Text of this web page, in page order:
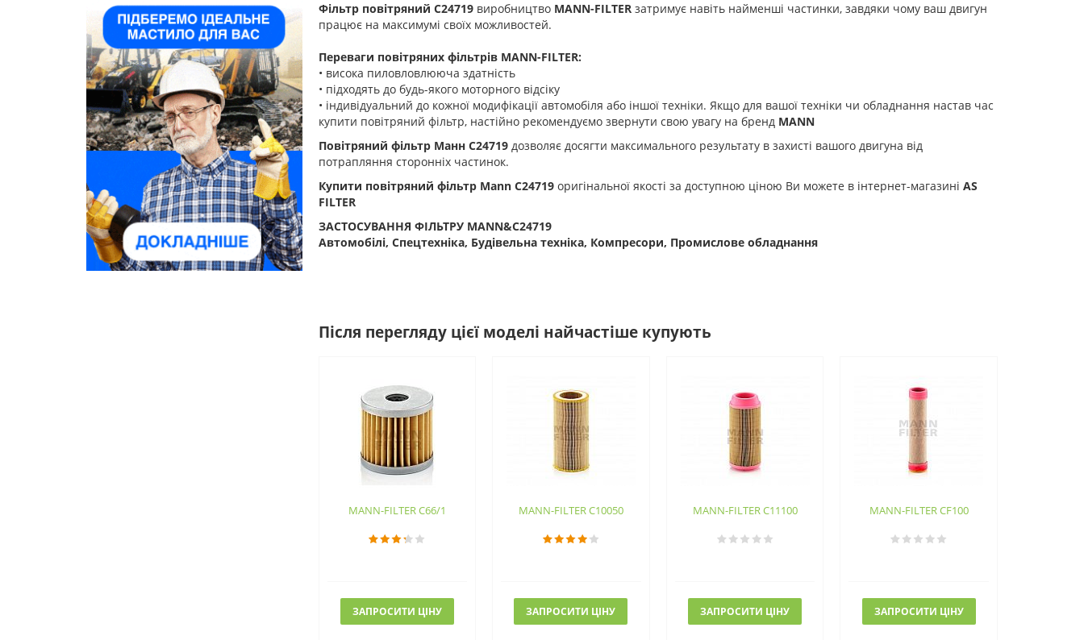
Фільтр повітряний C24719виробництво MANN-FILTERзатримує навіть найменші частинки, завдяки чому ваш двигун
працює на максимумі своїх можливостей.
Переваги повітряних фільтрів MANN-FILTER:
• висока пиловловлююча здатність
• підходять до будь-якого моторного відсіку
• індивідуальний до кожної модифікації автомобіля або іншої техніки. Якщо для вашої техніки чи обладнання настав час
купити повітряний фільтр, настійно рекомендуємо звернути свою увагу на бренд MANN
Повітряний фільтр Манн C24719дозволяє досягти максимального результату в захисті вашого двигуна від
потрапляння сторонніх частинок.
Купити повітряний фільтр Mann C24719оригінальної якості за доступною ціною Ви можете в інтернет-магазині AS
FILTER
ЗАСТОСУВАННЯ ФІЛЬТРУ MANN&C24719
Автомобілі, Спецтехніка, Будівельна техніка, Компресори, Промислове обладнання
Після перегляду цієї моделі найчастіше купують
MANN-FILTER C66/1
ЗАПРОСИТИ ЦІНУ
MANN-FILTER C10050
ЗАПРОСИТИ ЦІНУ
MANN-FILTER C11100
ЗАПРОСИТИ ЦІНУ
MANN-FILTER CF100
ЗАПРОСИТИ ЦІНУ